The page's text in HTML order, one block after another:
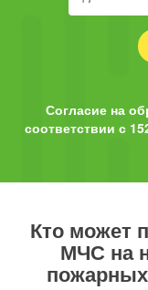
Согласие на
соответствии с
Кто может
МЧС на